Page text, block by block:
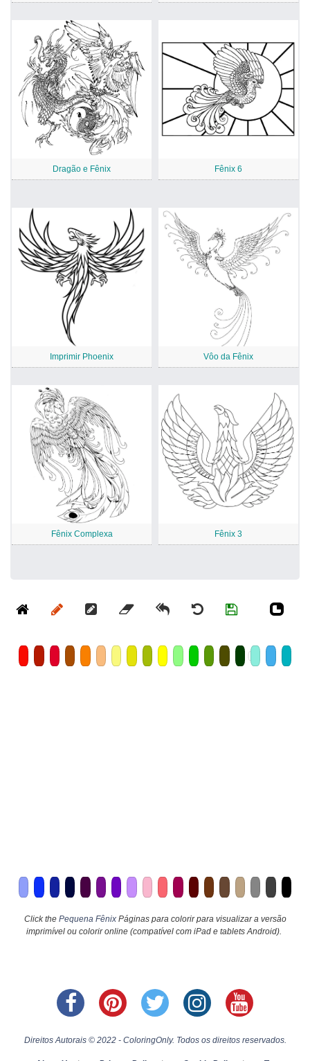
Dragão e Fênix Fênix 6
Imprimir Phoenix Vôo da Fênix
Fênix Complexa Fênix 3
Click the Pequena FênixPáginas para colorir para visualizar a versão
imprimível ou colorir online (compatível com iPad e tablets Android).
Direitos Autorais © 2022 - ColoringOnly. Todos os direitos reservados.